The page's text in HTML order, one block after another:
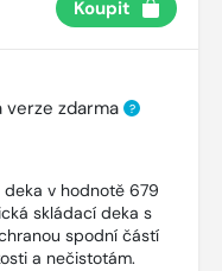
Koupit
zdarma ?
deka v hodnotě 679
skládací deka s
spodní částí
a nečistotám.